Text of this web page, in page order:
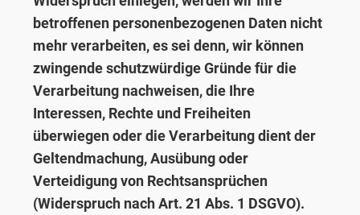
betroffenen personenbezogenen Daten nicht
mehr verarbeiten, es sei denn, wir können
zwingende schutzwürdige Gründe für die
Verarbeitung nachweisen, die Ihre
Interessen, Rechte und Freiheiten
überwiegen oder die Verarbeitung dient der
Geltendmachung, Ausübung oder
Verteidigung von Rechtsansprüchen
(Widerspruch nach Art. 21 Abs. 1 DSGVO).